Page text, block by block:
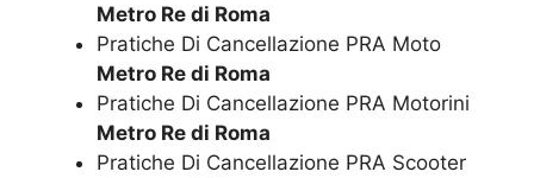
Metro Re di Roma
Pratiche Di Cancellazione PRA Moto
Metro Re di Roma
Pratiche Di Cancellazione PRA Motorini
Metro Re di Roma
Pratiche Di Cancellazione PRA Scooter